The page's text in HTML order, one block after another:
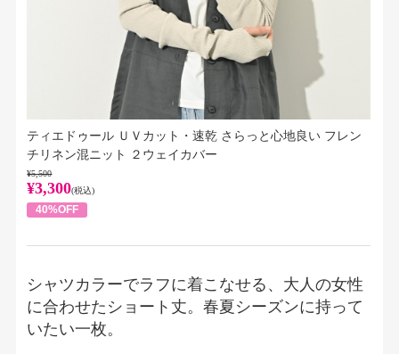
ティエドゥール ＵＶカット・速乾 さらっと心地良い フレン
チリネン混ニット ２ウェイカバー
¥5,500
¥3,300(税込)
40%OFF
シャツカラーでラフに着こなせる、大人の女性
に合わせたショート丈。春夏シーズンに持って
いたい一枚。